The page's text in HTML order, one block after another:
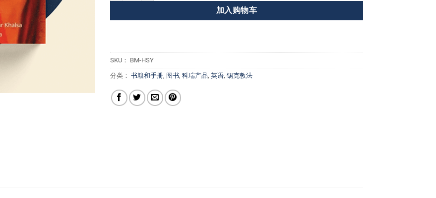
加入购物车
SKU： BM-HSY
分类： 书籍和手册, 图书, 科瑞产品, 英语, 锡克教法